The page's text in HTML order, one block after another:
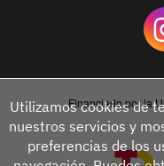
Financiado por la
Utilizamos cookies de
nuestros servicios y
preferencias de los